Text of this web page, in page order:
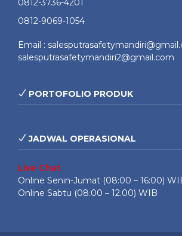
0812-3736-4201
0812-9069-1054
Email :
salesputrasafetymandiri2@gmail.com
PORTOFOLIO PRODUK
JADWAL OPERASIONAL
Live Chat
Online Senin-Jumat (08:00 – 16:00)
Online Sabtu (08.00 – 12.00) WIB